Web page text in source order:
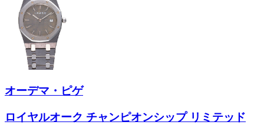
オーデマ・ピゲ
ロイヤルオーク チャンピオンシップ リミテッド